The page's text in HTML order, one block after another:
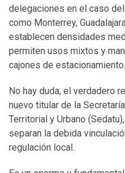
delegaciones en el caso
como Monterrey,
establecen densidades
permiten usos mixtos y
cajones de estacionamiento.
No hay duda, el verdadero
nuevo titular de la
Territorial y Urbano
separan la debida
regulación local.